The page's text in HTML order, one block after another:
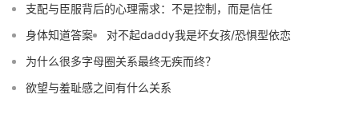
支配与臣服背后的心理需求：不是控制，而是信任
身体知道答案
对不起daddy我是坏女孩/恐惧型依恋
为什么很多字母圈关系最终无疾而终？
欲望与羞耻感之间有什么关系